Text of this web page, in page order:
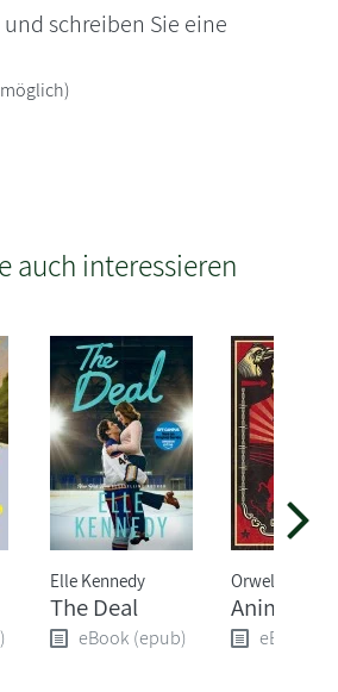
schreiben Sie eine
auch interessieren
Elle Kennedy
The Deal
eBook (epub)
Orwell
Animal
eBook